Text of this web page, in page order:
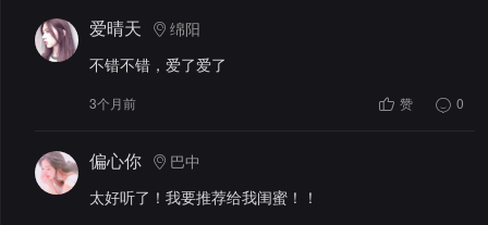
爱晴天
绵阳
不错不错，爱了爱了
3个月前 赞 0
偏心你
巴中
太好听了！我要推荐给我闺蜜！！